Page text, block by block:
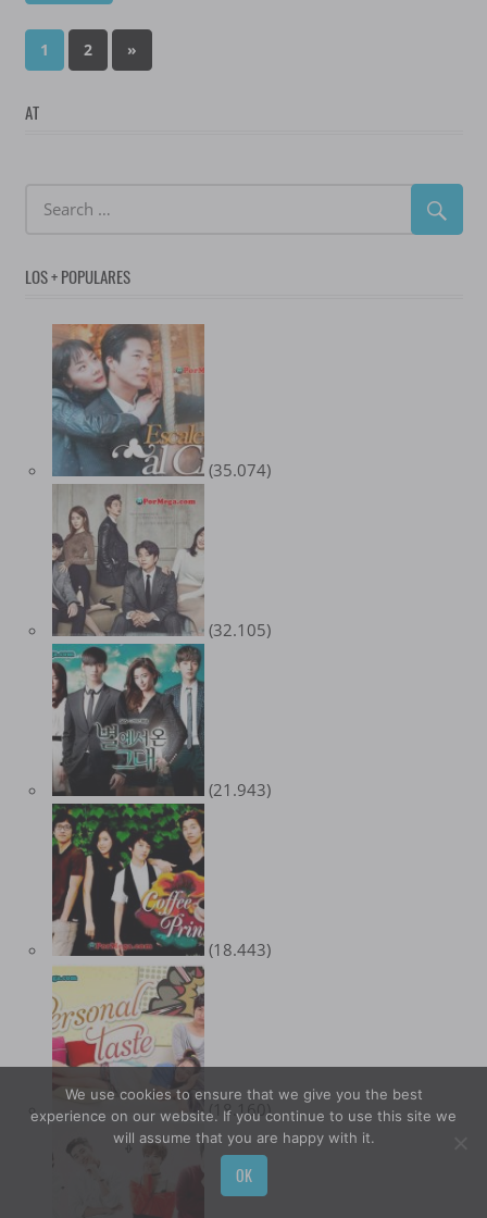
Paginación
entradas
1 2
Next
Posts
»
AT
LOS + POPULARES
(35.074)
(32.105)
(21.943)
(18.443)
(18.160)
We use cookies to ensure that we give you the best
experience on our website. If you continue to use this site we
will assume that you are happy with it.
OK